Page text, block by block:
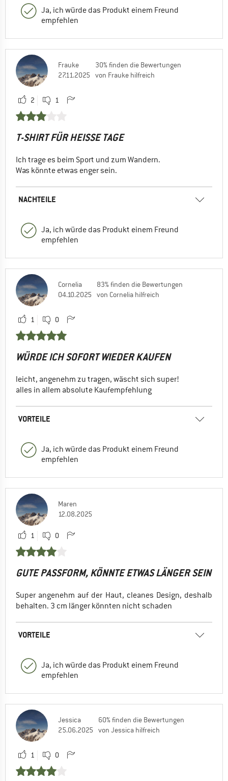
Ja, ich würde das Produkt einem Freund
empfehlen
Frauke
27.11.2025
30% finden die Bewertungen
von Frauke hilfreich
2 1
T-SHIRT FÜR HEISSE TAGE
Ich trage es beim Sport und zum Wandern.
Was könnte etwas enger sein.
NACHTEILE
Ja, ich würde das Produkt einem Freund
empfehlen
Cornelia
04.10.2025
83% finden die Bewertungen
von Cornelia hilfreich
1 0
WÜRDE ICH SOFORT WIEDER KAUFEN
leicht, angenehm zu tragen, wäscht sich super!
alles in allem absolute Kaufempfehlung
VORTEILE
Ja, ich würde das Produkt einem Freund
empfehlen
Maren
12.08.2025
1 0
GUTE PASSFORM, KÖNNTE ETWAS LÄNGER SEIN
Super angenehm auf der Haut, cleanes Design, deshalb
behalten. 3 cm länger könnten nicht schaden
VORTEILE
Ja, ich würde das Produkt einem Freund
empfehlen
Jessica
25.06.2025
60% finden die Bewertungen
von Jessica hilfreich
1 0